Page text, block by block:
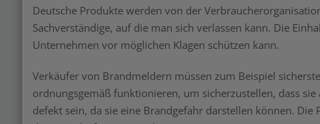
Deutsche Produkte werden von der
Sachverständige, auf die man sich verlassen kann. Die
Unternehmen vor möglichen Klagen schützen kann.
Verkäufer von Brandmeldern müssen zum Beispiel
ordnungsgemäß funktionieren, um sicherzustellen, dass
defekt sein, da sie eine Brandgefahr darstellen können.